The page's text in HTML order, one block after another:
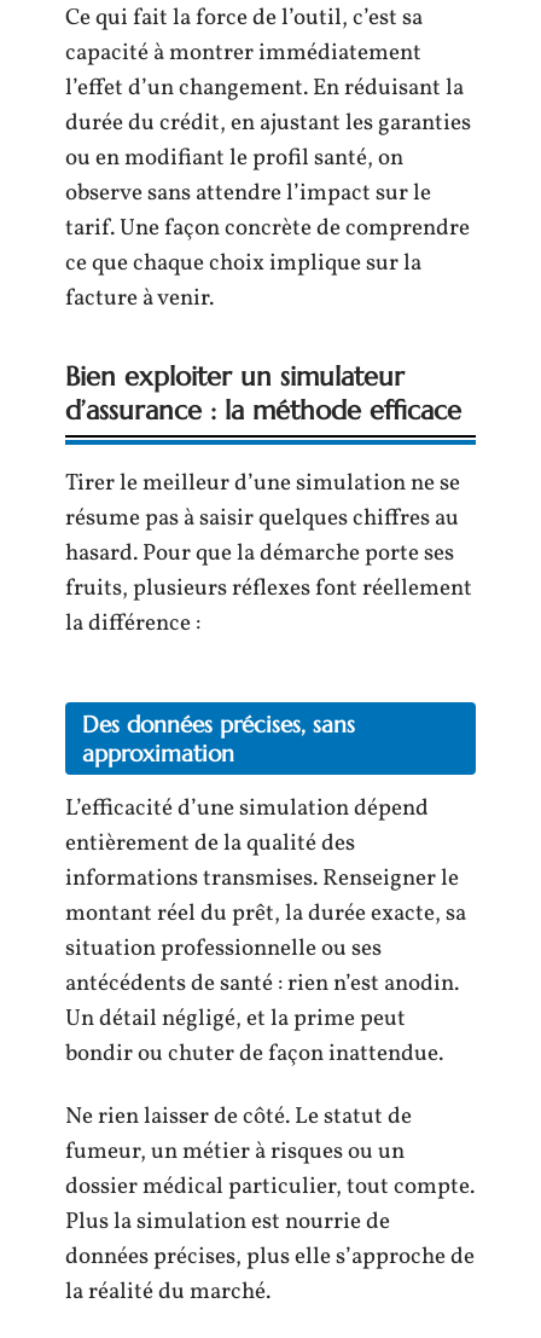
Ce qui fait la force de l’outil, c’est sa
capacité à montrer immédiatement
l’effet d’un changement. En réduisant la
durée du crédit, en ajustant les garanties
ou en modifiant le profil santé, on
observe sans attendre l’impact sur le
tarif. Une façon concrète de comprendre
ce que chaque choix implique sur la
facture à venir.
Bien exploiter un simulateur
d’assurance : la méthode efficace
Tirer le meilleur d’une simulation ne se
résume pas à saisir quelques chiffres au
hasard. Pour que la démarche porte ses
fruits, plusieurs réflexes font réellement
la différence :
Des données précises, sans
approximation
L’efficacité d’une simulation dépend
entièrement de la qualité des
informations transmises. Renseigner le
montant réel du prêt, la durée exacte, sa
situation professionnelle ou ses
antécédents de santé : rien n’est anodin.
Un détail négligé, et la prime peut
bondir ou chuter de façon inattendue.
Ne rien laisser de côté. Le statut de
fumeur, un métier à risques ou un
dossier médical particulier, tout compte.
Plus la simulation est nourrie de
données précises, plus elle s’approche de
la réalité du marché.